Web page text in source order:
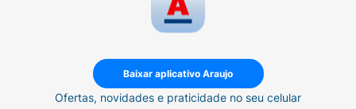
Baixar aplicativo Araujo
Ofertas, novidades e praticidade no seu celular